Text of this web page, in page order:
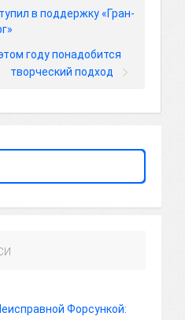
в поддержку «Гран-
году понадобится
творческий подход
Форсункой: